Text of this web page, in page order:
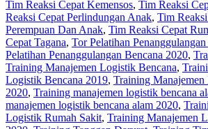
Tim Reaksi Cepat Kemensos, Tim Reaksi
Reaksi Cepat Perlindungan Anak, Tim
Perempuan Dan Anak, Tim Reaksi Cepat
Cepat Tagana, Tor Pelatihan Penanggulangan
Pelatihan Penanggulangan Bencana 2020,
Training Manajemen Logistik Bencana,
Logistik Bencana 2019, Training
2020, Training manajemen logistik bencana
manajemen logistik bencana alam 2020,
Logistik Rumah Sakit, Training Manajemen